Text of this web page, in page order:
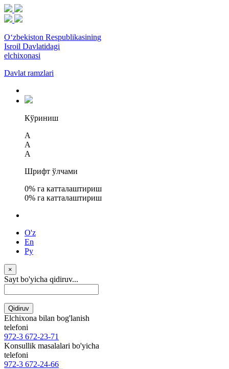
O‘zbekiston Respublikasining
Isroil Davlatidagi
elchixonasi
Davlat ramzlari
Кўриниш
A
A
A
Шрифт ўлчами
0% га катталаштириш
0% га катталаштириш
O'z
En
Ру
×
Sayt bo'yicha qidiruv...
Qidiruv
Elchixona bilan bog'lanish
telefoni
972-3 672-23-71
Konsullik masalalari bo'yicha
telefoni
972-3 672-24-66